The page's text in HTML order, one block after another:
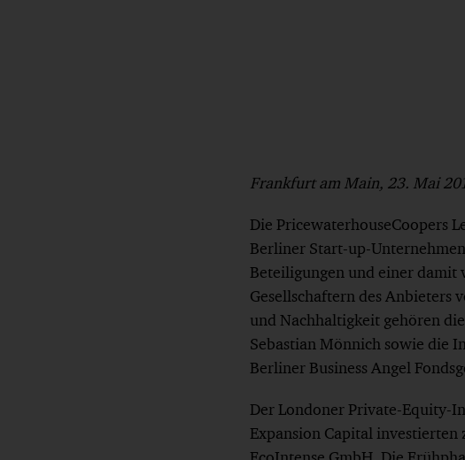
Frankfurt am Main, 23. Mai
Die PricewaterhouseCoopers
Berliner Start-up-
Beteiligungen und einer damit
Gesellschaftern des Anbieters
und Nachhaltigkeit gehören
Sebastian Mönnich sowie die
Berliner Business Angel
Der Londoner Private-Equity-
Expansion Capital